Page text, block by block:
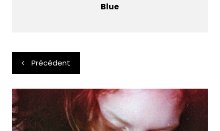
Blue
Navigation
de
l’article
Précédent